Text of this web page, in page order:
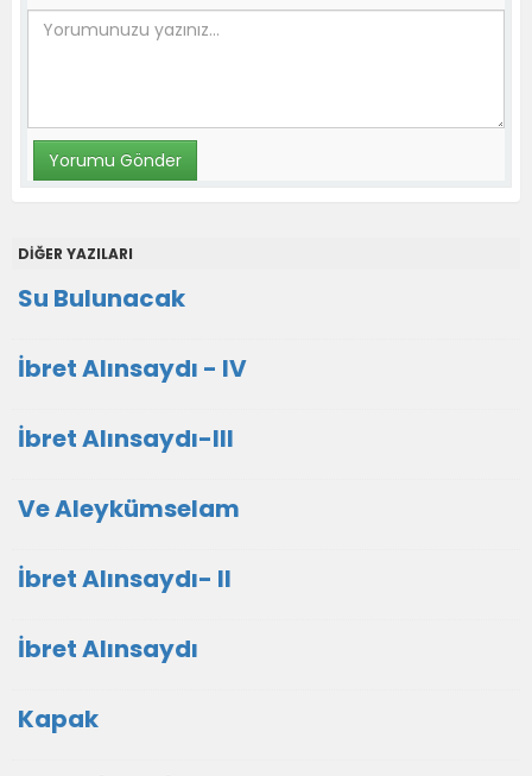
DİĞER YAZILARI
Su Bulunacak
İbret Alınsaydı - IV
İbret Alınsaydı-III
Ve Aleykümselam
İbret Alınsaydı- II
İbret Alınsaydı
Kapak